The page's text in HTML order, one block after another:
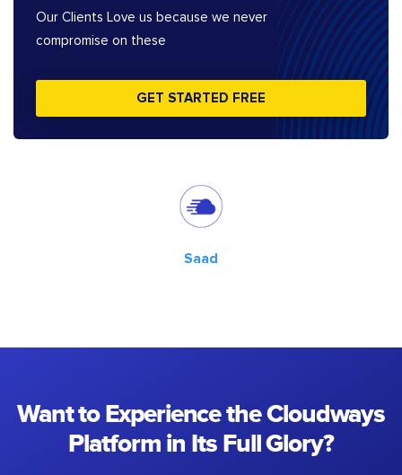
Our Clients Love us because we never
compromise on these
GET STARTED FREE
Saad
Want to Experience the Cloudways
Platform in Its Full Glory?